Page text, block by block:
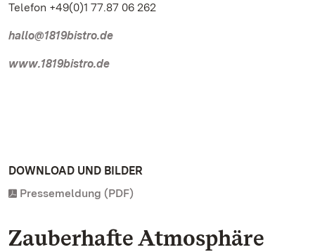
Telefon +49(0)1 77.87 06 262
hallo@1819bistro.de
www.1819bistro.de
DOWNLOAD UND BILDER
Pressemeldung (PDF)
Zauberhafte Atmosphäre